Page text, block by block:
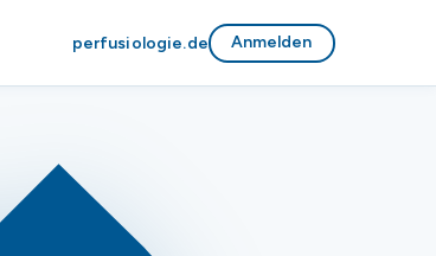
perfusiologie.de Anmelden